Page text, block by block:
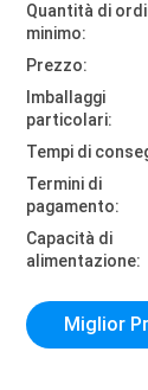
Quantità di
minimo:
Prezzo:
Imballaggi
particolari:
Tempi di
Termini di
pagamento:
Capacità di
alimentazione:
Miglior